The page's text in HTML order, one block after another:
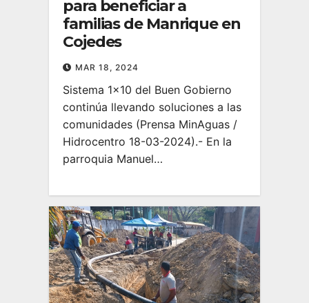
para beneficiar a
familias de Manrique en
Cojedes
MAR 18, 2024
Sistema 1×10 del Buen Gobierno
continúa llevando soluciones a las
comunidades (Prensa MinAguas /
Hidrocentro 18-03-2024).- En la
parroquia Manuel…